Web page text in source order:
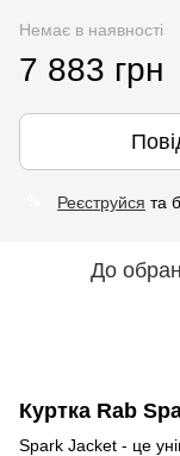
Немає в наявності
7 883 грн
Реєструйся та
До
Куртка Rab
Spark Jacket - це